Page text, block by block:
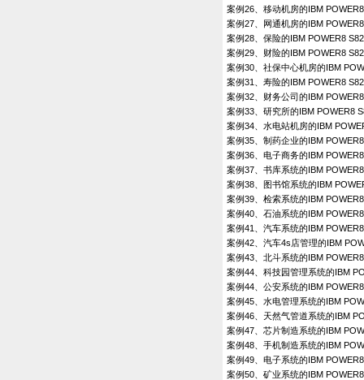
案例26、移动机房的IBM
案例27、网通机房的IBM
案例28、保险的IBM POWER8
案例29、财险的IBM POWER8
案例30、社保中心机房的IBM
案例31、寿险的IBM POWER8
案例32、财务公司的IBM
案例33、研究所的IBM POWER8
案例34、水电站机房的IBM
案例35、制药企业的IBM
案例36、电子商务的IBM
案例37、书库系统的IBM
案例38、图书馆系统的IBM
案例39、检索系统的IBM
案例40、石油系统的IBM
案例41、汽车系统的IBM
案例42、汽车4s店管理的IBM
案例43、北斗系统的IBM
案例44、科技园管理系统的IBM
案例44、公安系统的IBM
案例45、水电管理系统的IBM
案例46、天然气管道系统的IBM
案例47、芯片制造系统的IBM
案例48、手机制造系统的IBM
案例49、电子系统的IBM
案例50、矿业系统的IBM